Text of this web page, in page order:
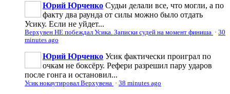
Юрий Юрченко Судьи делали все, что могли, а по
факту два раунда от силы можно было отдать
Усику. Если не уйдет...
Верхувен НЕ побеждал Усика. Записки судей на момент финиша · 30
minutes ago
Юрий Юрченко Усик фактически проиграл по
очкам не боксёру. Рефери разрешил пару ударов
после гонга и остановил...
Усик нокаутировал Верхувена · 38 minutes ago